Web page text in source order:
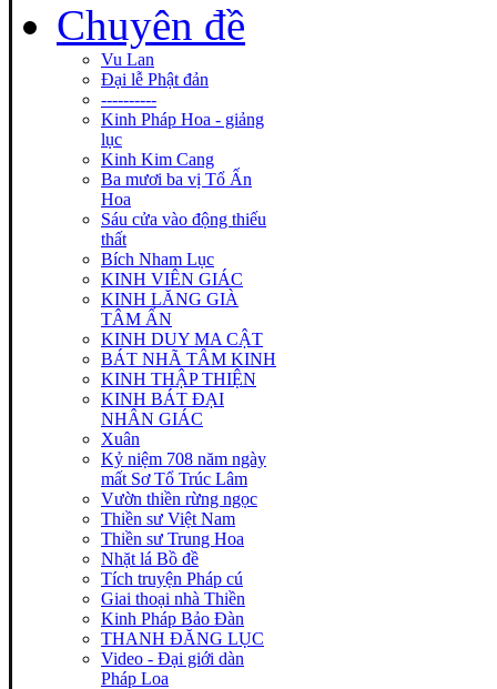
Chuyên đề
Vu Lan
Đại lễ Phật đản
----------
Kinh Pháp Hoa - giảng
lục
Kinh Kim Cang
Ba mươi ba vị Tổ Ấn
Hoa
Sáu cửa vào động thiếu
thất
Bích Nham Lục
KINH VIÊN GIÁC
KINH LĂNG GIÀ
TÂM ẤN
KINH DUY MA CẬT
BÁT NHÃ TÂM KINH
KINH THẬP THIỆN
KINH BÁT ĐẠI
NHÂN GIÁC
Xuân
Kỷ niệm 708 năm ngày
mất Sơ Tổ Trúc Lâm
Vườn thiền rừng ngọc
Thiền sư Việt Nam
Thiền sư Trung Hoa
Nhặt lá Bồ đề
Tích truyện Pháp cú
Giai thoại nhà Thiền
Kinh Pháp Bảo Đàn
THANH ĐĂNG LỤC
Video - Đại giới dàn
Pháp Loa